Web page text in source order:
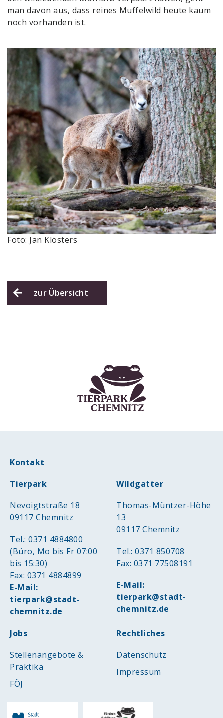
Foto: Jan Klösters
man davon aus, dass reines Muffelwild heute kaum
noch vorhanden ist.
zur Übersicht
Kontakt
Tierpark
Nevoigtstraße 18
09117 Chemnitz
Tel.: 0371 4884800
(Büro, Mo bis Fr 07:00
bis 15:30)
Fax: 0371 4884899
E-Mail:
tierpark@stadt-
chemnitz.de
Wildgatter
Thomas-Müntzer-Höhe
13
09117 Chemnitz
Tel.: 0371 850708
Fax: 0371 77508191
E-Mail:
tierpark@stadt-
chemnitz.de
Jobs
Stellenangebote &
Praktika
FÖJ
Rechtliches
Datenschutz
Impressum